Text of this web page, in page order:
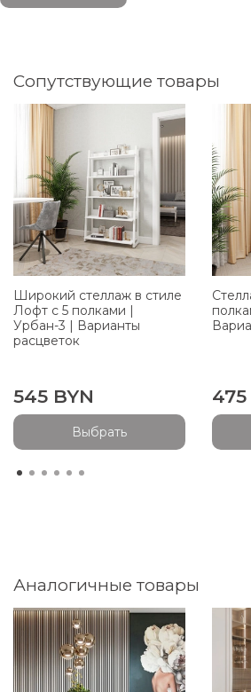
Сопутствующие товары
Широкий стеллаж в стиле
Лофт с 5 полками |
Урбан-3 | Варианты
расцветок
545 BYN
Выбрать
475
Аналогичные товары